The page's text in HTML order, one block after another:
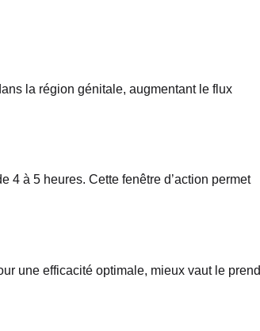
la région génitale, augmentant le flux
4 à 5 heures. Cette fenêtre d’action permet
une efficacité optimale, mieux vaut le